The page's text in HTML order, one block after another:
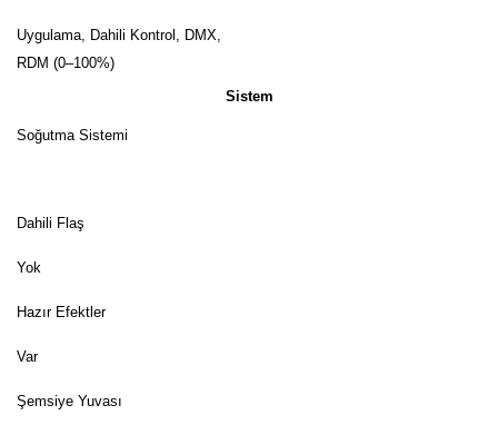
Uygulama, Dahili Kontrol, DMX,
RDM (0–100%)
Sistem
Soğutma Sistemi
Dahili Flaş
Yok
Hazır Efektler
Var
Şemsiye Yuvası